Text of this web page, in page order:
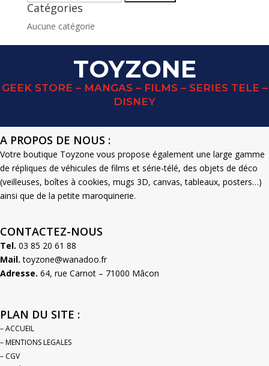
Catégories
Aucune catégorie
TOYZONE
GEEK STORE – MANGAS – FILMS – SERIES TELE –
DISNEY
A PROPOS DE NOUS :
Votre boutique Toyzone vous propose également une large gamme
de répliques de véhicules de films et série-télé, des objets de déco
(veilleuses, boîtes à cookies, mugs 3D, canvas, tableaux, posters…)
ainsi que de la petite maroquinerie.
CONTACTEZ-NOUS
Tel. 03 85 20 61 88
Mail. toyzone@wanadoo.fr
Adresse. 64, rue Carnot – 71000 Mâcon
PLAN DU SITE :
– ACCUEIL
– MENTIONS LEGALES
– CGV